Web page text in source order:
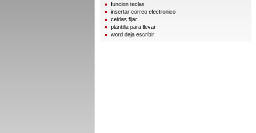
funcion teclas
insertar correo electronico
celdas fijar
plantilla para llevar
word deja escribir